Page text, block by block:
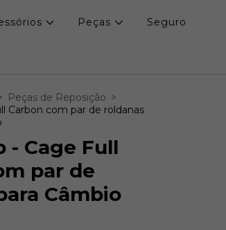
Peças Seguro
Peças de Reposição >
Carbon com par de roldanas
- Cage Full
par de
Câmbio